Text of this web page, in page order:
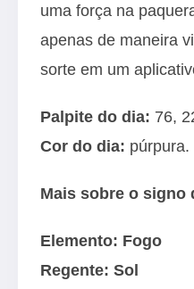
uma força na
apenas de maneira
sorte em um
Palpite do dia: 76,
Cor do dia: púrpura.
Mais sobre o signo
Elemento: Fogo
Regente: Sol